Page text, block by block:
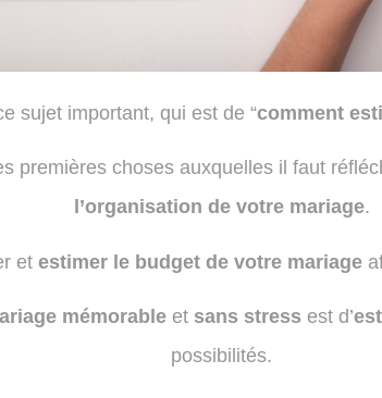
sujet important, qui est de “comment
premières choses auxquelles il faut
l’organisation de votre mariage.
et estimer le budget de votre mariage
mémorable et sans stress est d’
possibilités.